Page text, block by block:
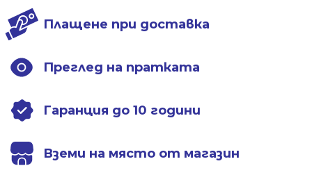
Плащене при доставка
Преглед на пратката
Гаранция до 10 години
Вземи на място от магазин